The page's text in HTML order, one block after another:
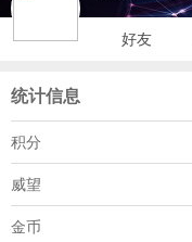
好友
统计信息
积分
威望
金币